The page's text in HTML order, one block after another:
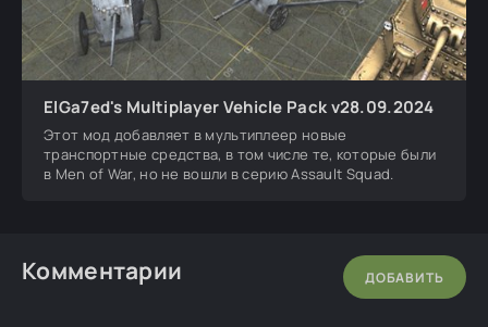
ElGa7ed's Multiplayer Vehicle Pack v28.09.2024
Этот мод добавляет в мультиплеер новые
транспортные средства, в том числе те, которые были
в Men of War, но не вошли в серию Assault Squad.
Комментарии ДОБАВИТЬ